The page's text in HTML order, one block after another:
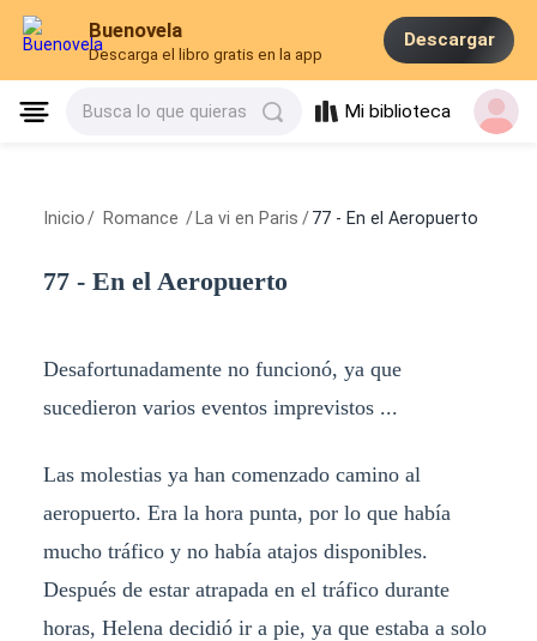
Buenovela
Descarga el libro gratis en la app
Descargar
Busca lo que quieras Mi biblioteca
Inicio / Romance / La vi en Paris / 77 - En el Aeropuerto
77 - En el Aeropuerto
Desafortunadamente no funcionó, ya que
sucedieron varios eventos imprevistos ...
Las molestias ya han comenzado camino al
aeropuerto. Era la hora punta, por lo que había
mucho tráfico y no había atajos disponibles.
Después de estar atrapada en el tráfico durante
horas, Helena decidió ir a pie, ya que estaba a solo